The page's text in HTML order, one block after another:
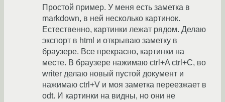
Простой пример. У меня есть заметка в
markdown, в ней несколько картинок.
Естественно, картинки лежат рядом. Делаю
экспорт в html и открываю заметку в
браузере. Все прекрасно, картинки на
месте. В браузере нажимаю ctrl+A ctrl+C, во
writer делаю новый пустой документ и
нажимаю ctrl+V и моя заметка переезжает в
odt. И картинки на видны, но они не